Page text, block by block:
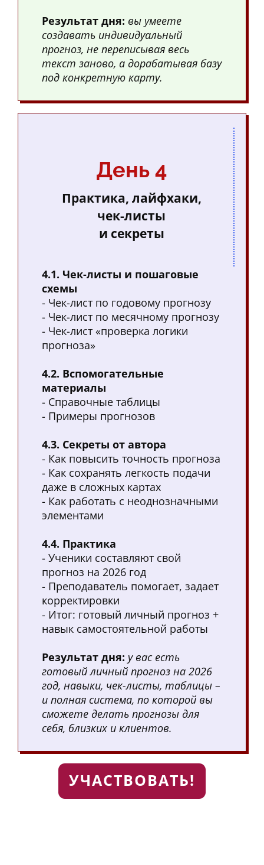
Результат дня: вы умеете
создавать индивидуальный
прогноз, не переписывая весь
текст заново, а дорабатывая базу
под конкретную карту.
День 4
Практика, лайфхаки,
чек-листы
и секреты
4.1. Чек-листы и пошаговые
схемы
- Чек-лист по годовому прогнозу
- Чек-лист по месячному прогнозу
- Чек-лист «проверка логики
прогноза»
4.2. Вспомогательные
материалы
- Справочные таблицы
- Примеры прогнозов
4.3. Секреты от автора
- Как повысить точность прогноза
- Как сохранять легкость подачи
даже в сложных картах
- Как работать с неоднозначными
элементами
4.4. Практика
- Ученики составляют свой
прогноз на 2026 год
- Преподаватель помогает, задает
корректировки
- Итог: готовый личный прогноз +
навык самостоятельной работы
Результат дня: у вас есть
готовый личный прогноз на 2026
год, навыки, чек-листы, таблицы –
и полная система, по которой вы
сможете делать прогнозы для
себя, близких и клиентов.
УЧАСТВОВАТЬ!